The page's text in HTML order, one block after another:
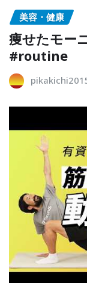
美容・健康
痩せたモー
#routine